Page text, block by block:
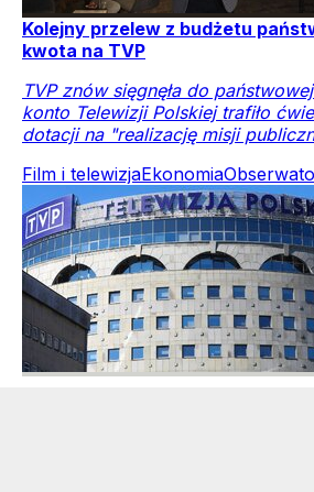
Kolejny przelew z budżetu
kwota na TVP
TVP znów sięgnęła do
konto Telewizji Polskiej trafiło
dotacji na "realizację misji
Film i telewizjaEkonomia